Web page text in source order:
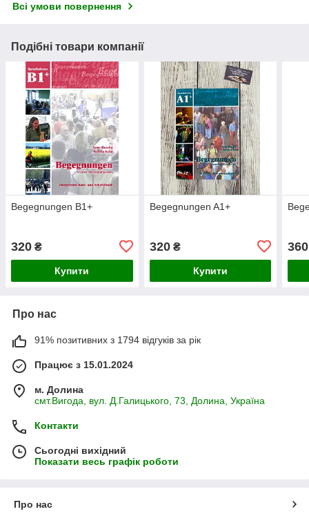
Всі умови повернення
Подібні товари компанії
Begegnungen B1+
320 ₴
Купити
Begegnungen A1+
320₴
Купити
360
Про нас
91% позитивних з 1794 відгуків за рік
Працює з 15.01.2024
м. Долина
смт.Вигода, вул. Д.Галицького, 73, Долина, Україна
Контакти
Сьогодні вихідний
Показати весь графік роботи
Про нас